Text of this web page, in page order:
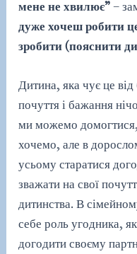
мене не хвилює”–
дуже хочеш робити
зробити (пояснити
Дитина, яка чує це
почуття і бажання
ми можемо
хочемо, але в
усьому старатися
зважати на свої
дитинства. В
себе роль угодника,
догодити своєму